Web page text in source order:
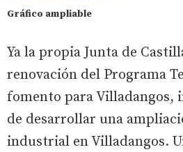
Gráfico ampliable
Ya la propia Junta de
renovación del Programa
fomento para Villadangos,
de desarrollar una
industrial en Villadangos.